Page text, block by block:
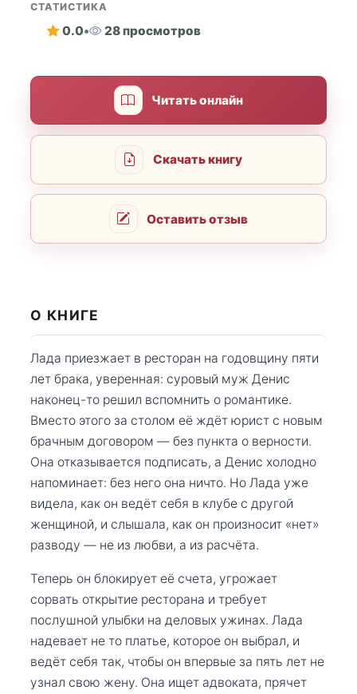
СТАТИСТИКА
0.0• 28 просмотров
Читать онлайн
Скачать книгу
Оставить отзыв
О КНИГЕ
Лада приезжает в ресторан на годовщину пяти
лет брака, уверенная: суровый муж Денис
наконец-то решил вспомнить о романтике.
Вместо этого за столом её ждёт юрист с новым
брачным договором — без пункта о верности.
Она отказывается подписать, а Денис холодно
напоминает: без него она ничто. Но Лада уже
видела, как он ведёт себя в клубе с другой
женщиной, и слышала, как он произносит «нет»
разводу — не из любви, а из расчёта.
Теперь он блокирует её счета, угрожает
сорвать открытие ресторана и требует
послушной улыбки на деловых ужинах. Лада
надевает не то платье, которое он выбрал, и
ведёт себя так, чтобы он впервые за пять лет не
узнал свою жену. Она ищет адвоката, прячет